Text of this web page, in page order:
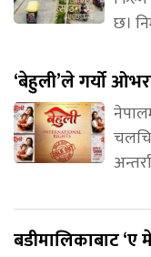
छ।
‘बेहुली’ले गर्यो
बडीमालिकाबाट